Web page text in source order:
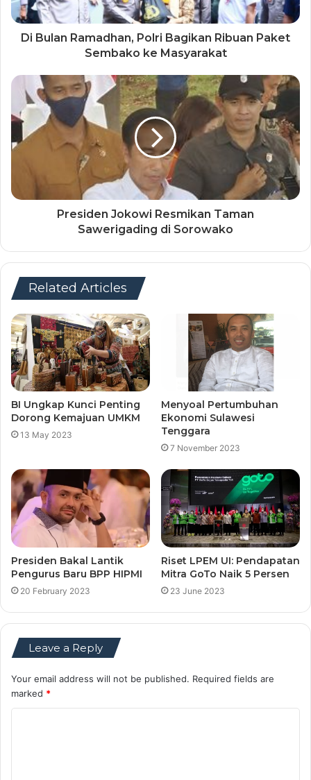
Di Bulan Ramadhan, Polri Bagikan Ribuan Paket
Sembako ke Masyarakat
Presiden Jokowi Resmikan Taman
Sawerigading di Sorowako
Related Articles
BI Ungkap Kunci Penting
Dorong Kemajuan UMKM
13 May 2023
Menyoal Pertumbuhan
Ekonomi Sulawesi
Tenggara
7 November 2023
Presiden Bakal Lantik
Pengurus Baru BPP HIPMI
20 February 2023
Riset LPEM UI: Pendapatan
Mitra GoTo Naik 5 Persen
23 June 2023
Leave a Reply
Your email address will not be published. Required fields are
marked *